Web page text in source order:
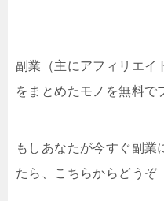
副業（主にアフィリエイ
をまとめたモノを無料で
もしあなたが今すぐ副業
たら、こちらからどうぞ